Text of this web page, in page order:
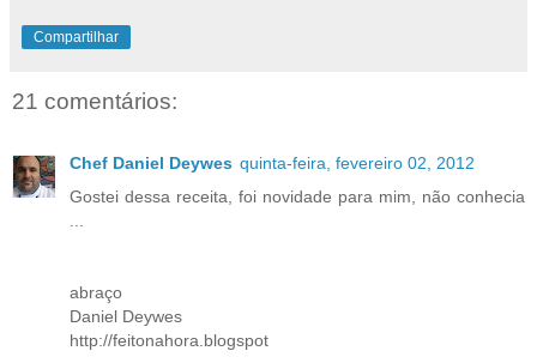
Compartilhar
21 comentários:
Chef Daniel Deywes quinta-feira, fevereiro 02, 2012
Gostei dessa receita, foi novidade para mim, não conhecia
...
abraço
Daniel Deywes
http://feitonahora.blogspot